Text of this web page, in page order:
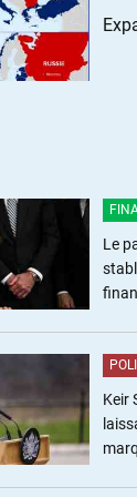
syrienne pour
vis a vis des
a été une
est une bavure
irak et en syrie
ayant-mene-a-la-
.
//26.10.2015 à
Le
Keir